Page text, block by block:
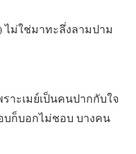
ไม่ใช่มาทะลึ่งลามปาม
าะเมย์เป็นคนปากกับใจ
ก็บอกไม่ชอบ บางคน